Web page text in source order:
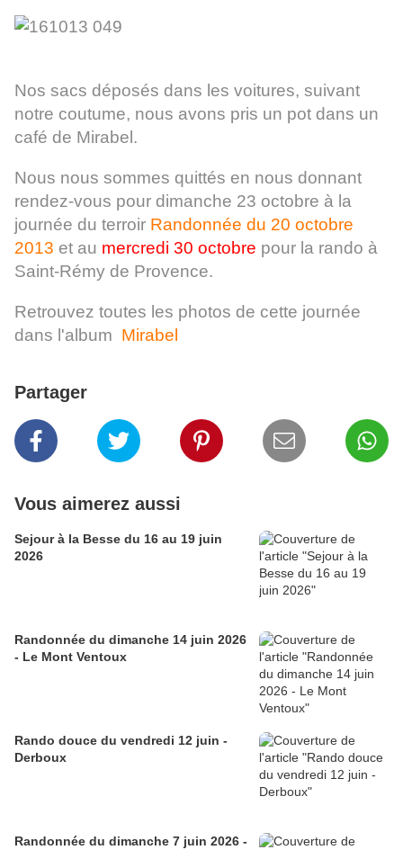
Nos sacs déposés dans les voitures, suivant
notre coutume, nous avons pris un pot dans un
café de Mirabel.
Nous nous sommes quittés en nous donnant
rendez-vous pour dimanche 23 octobre à la
journée du terroir Randonnée du 20 octobre
2013 et au mercredi 30 octobre pour la rando à
Saint-Rémy de Provence.
Retrouvez toutes les photos de cette journée
dans l'album Mirabel
Partager
Vous aimerez aussi
Sejour à la Besse du 16 au 19 juin
2026
Randonnée du dimanche 14 juin 2026
- Le Mont Ventoux
Rando douce du vendredi 12 juin -
Derboux
Randonnée du dimanche 7 juin 2026 -